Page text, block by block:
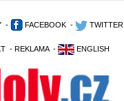
- FACEBOOK - TWITTER
- REKLAMA - ENGLISH